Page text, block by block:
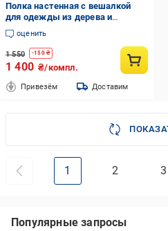
Полка настенная с вешалкой
для одежды из дерева и
металла с крючками в форме
птиц 60 см Черный
оценить
1 550 -150₴
1 400 ₴/компл.
Привезём Доставим
1 2 3
Популярные запросы